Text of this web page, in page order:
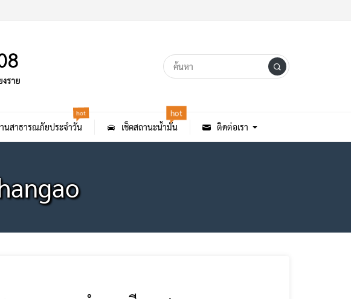
นสาธารณภัยประจำวัน
hot
เช็คสถานะน้ำมัน
hot
ติดต่อเรา